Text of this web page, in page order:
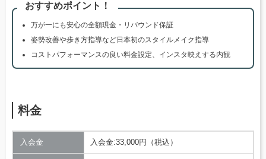
おすすめポイント！
万が一にも安心の全額現金・リバウンド保証
姿勢改善や歩き方指導など日本初のスタイルメイク指導
コストパフォーマンスの良い料金設定、インスタ映えする内観
料金
入会金 入会金:33,000円（税込）